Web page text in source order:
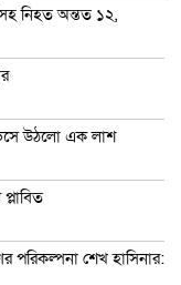
নিহত অন্তত ১২,
উঠলো এক লাশ
পরিকল্পনা শেখ হাসিনার: